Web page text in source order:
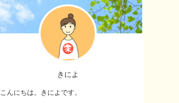
きによ
こんにちは。きによです。